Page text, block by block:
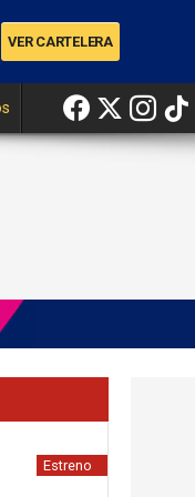
Estreno